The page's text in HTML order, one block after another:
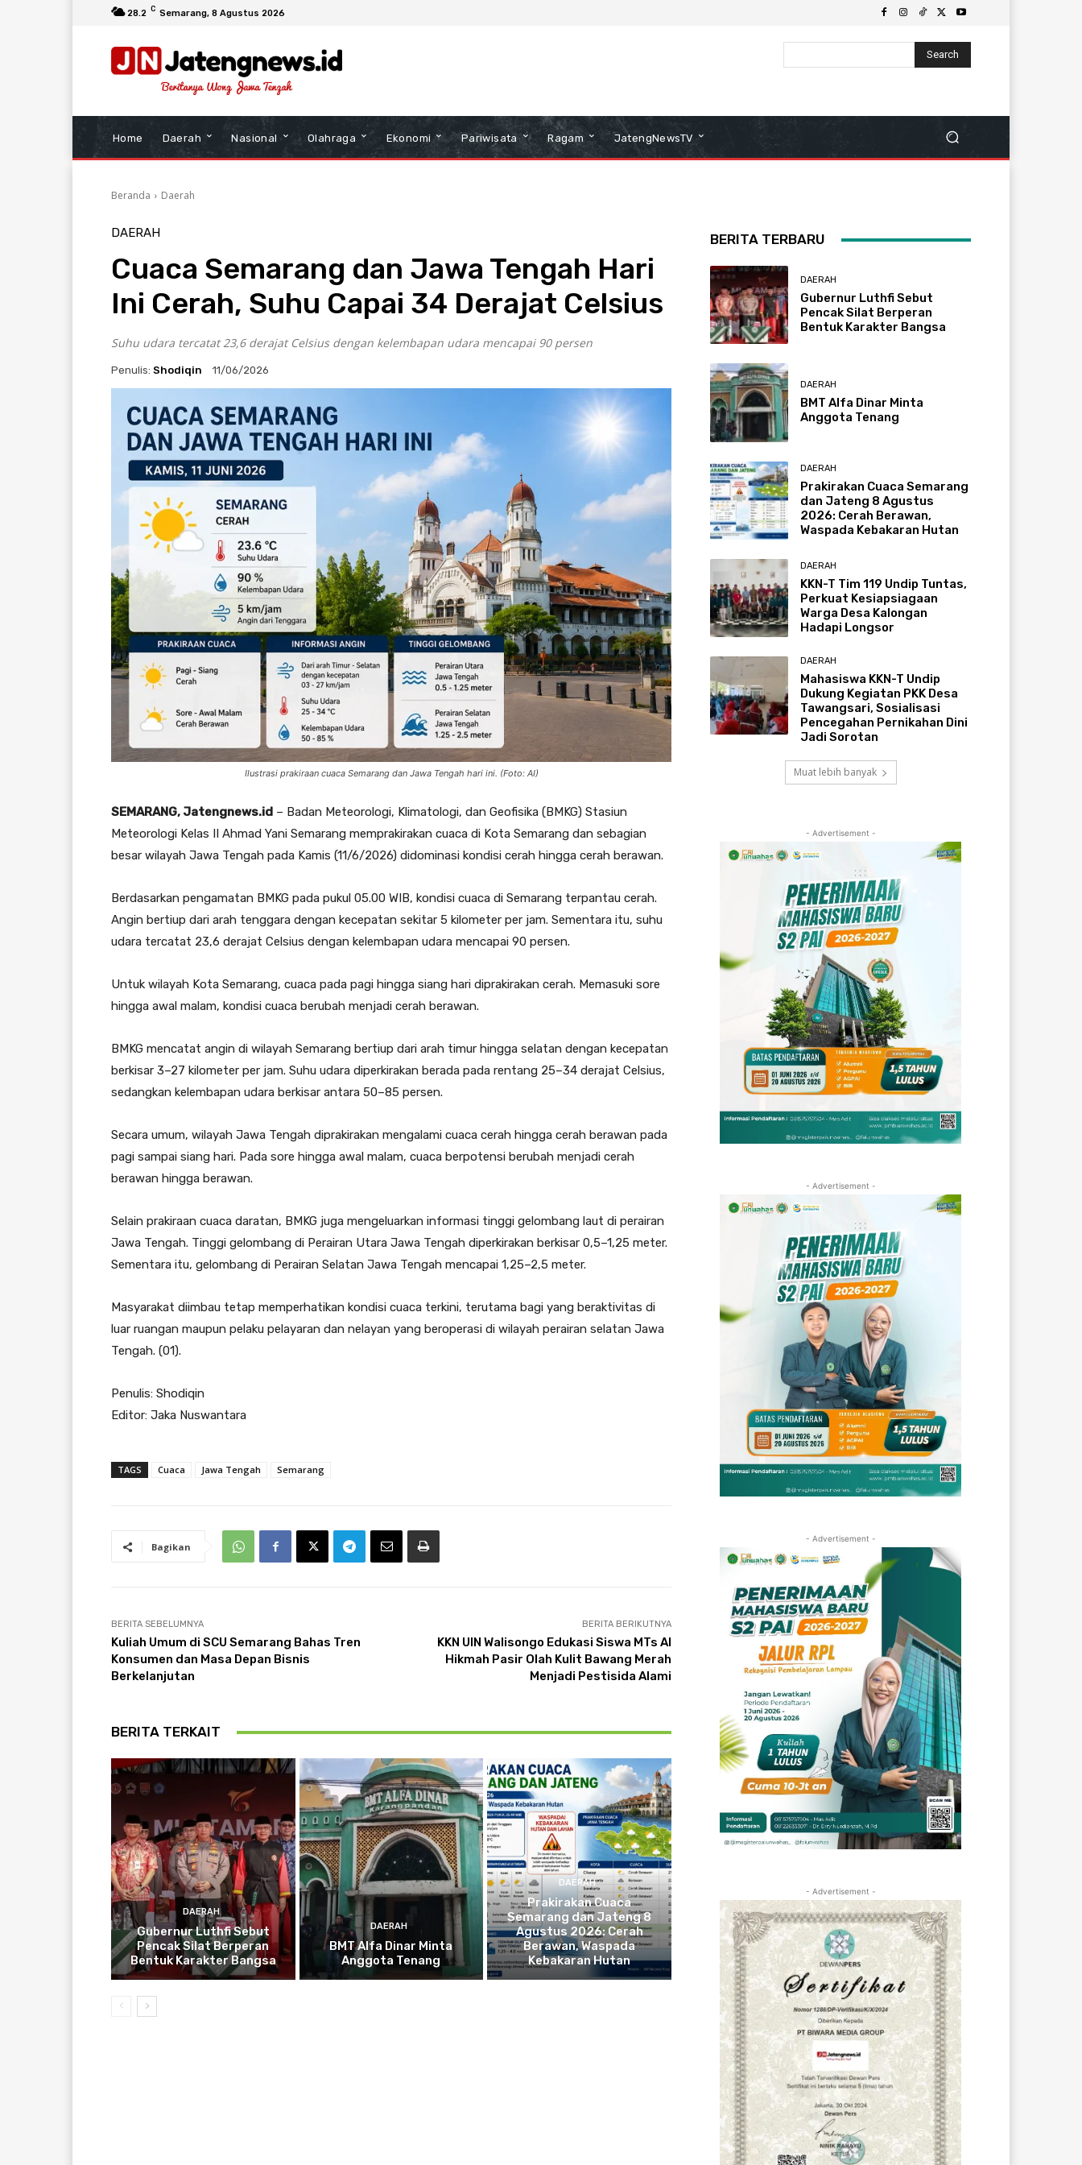
28.2 C Semarang, 8 Agustus 2026
Search
Home Daerah Nasional Olahraga Ekonomi Pariwisata Ragam JatengNewsTV
Beranda Daerah
DAERAH
Cuaca Semarang dan Jawa Tengah Hari
Ini Cerah, Suhu Capai 34 Derajat Celsius
Suhu udara tercatat 23,6 derajat Celsius dengan kelembapan udara mencapai 90 persen
Penulis: Shodiqin 11/06/2026
Ilustrasi prakiraan cuaca Semarang dan Jawa Tengah hari ini. (Foto: AI)
SEMARANG, Jatengnews.id – Badan Meteorologi, Klimatologi, dan Geofisika (BMKG) Stasiun
Meteorologi Kelas II Ahmad Yani Semarang memprakirakan cuaca di Kota Semarang dan sebagian
besar wilayah Jawa Tengah pada Kamis (11/6/2026) didominasi kondisi cerah hingga cerah berawan.
Berdasarkan pengamatan BMKG pada pukul 05.00 WIB, kondisi cuaca di Semarang terpantau cerah.
Angin bertiup dari arah tenggara dengan kecepatan sekitar 5 kilometer per jam. Sementara itu, suhu
udara tercatat 23,6 derajat Celsius dengan kelembapan udara mencapai 90 persen.
Untuk wilayah Kota Semarang, cuaca pada pagi hingga siang hari diprakirakan cerah. Memasuki sore
hingga awal malam, kondisi cuaca berubah menjadi cerah berawan.
BMKG mencatat angin di wilayah Semarang bertiup dari arah timur hingga selatan dengan kecepatan
berkisar 3–27 kilometer per jam. Suhu udara diperkirakan berada pada rentang 25–34 derajat Celsius,
sedangkan kelembapan udara berkisar antara 50–85 persen.
Secara umum, wilayah Jawa Tengah diprakirakan mengalami cuaca cerah hingga cerah berawan pada
pagi sampai siang hari. Pada sore hingga awal malam, cuaca berpotensi berubah menjadi cerah
berawan hingga berawan.
Selain prakiraan cuaca daratan, BMKG juga mengeluarkan informasi tinggi gelombang laut di perairan
Jawa Tengah. Tinggi gelombang di Perairan Utara Jawa Tengah diperkirakan berkisar 0,5–1,25 meter.
Sementara itu, gelombang di Perairan Selatan Jawa Tengah mencapai 1,25–2,5 meter.
Masyarakat diimbau tetap memperhatikan kondisi cuaca terkini, terutama bagi yang beraktivitas di
luar ruangan maupun pelaku pelayaran dan nelayan yang beroperasi di wilayah perairan selatan Jawa
Tengah. (01).
Penulis: Shodiqin
Editor: Jaka Nuswantara
TAGS Cuaca Jawa Tengah Semarang
Bagikan
BERITA SEBELUMNYA
Kuliah Umum di SCU Semarang Bahas Tren
Konsumen dan Masa Depan Bisnis
Berkelanjutan
BERITA BERIKUTNYA
KKN UIN Walisongo Edukasi Siswa MTs Al
Hikmah Pasir Olah Kulit Bawang Merah
Menjadi Pestisida Alami
BERITA TERKAIT
DAERAH
Gubernur Luthfi Sebut
Pencak Silat Berperan
Bentuk Karakter Bangsa
DAERAH
BMT Alfa Dinar Minta
Anggota Tenang
DAERAH
Prakirakan Cuaca
Semarang dan Jateng 8
Agustus 2026: Cerah
Berawan, Waspada
Kebakaran Hutan
BERITA TERBARU
DAERAH
Gubernur Luthfi Sebut
Pencak Silat Berperan
Bentuk Karakter Bangsa
DAERAH
BMT Alfa Dinar Minta
Anggota Tenang
DAERAH
Prakirakan Cuaca Semarang
dan Jateng 8 Agustus
2026: Cerah Berawan,
Waspada Kebakaran Hutan
DAERAH
KKN-T Tim 119 Undip Tuntas,
Perkuat Kesiapsiagaan
Warga Desa Kalongan
Hadapi Longsor
DAERAH
Mahasiswa KKN-T Undip
Dukung Kegiatan PKK Desa
Tawangsari, Sosialisasi
Pencegahan Pernikahan Dini
Jadi Sorotan
Muat lebih banyak
- Advertisement -
- Advertisement -
- Advertisement -
- Advertisement -